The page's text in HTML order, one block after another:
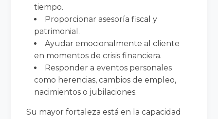
tiempo.
Proporcionar asesoría fiscal y
patrimonial.
Ayudar emocionalmente al cliente
en momentos de crisis financiera.
Responder a eventos personales
como herencias, cambios de empleo,
nacimientos o jubilaciones.
Su mayor fortaleza está en la capacidad